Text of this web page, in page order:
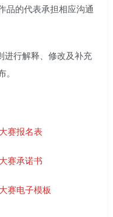
品的代表承担相应沟通
进行解释、修改及补充
赛报名表
赛承诺书
赛电子模板